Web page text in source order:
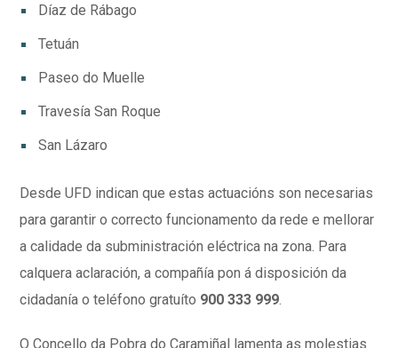
Díaz de Rábago
Tetuán
Paseo do Muelle
Travesía San Roque
San Lázaro
Desde UFD indican que estas actuacións son necesarias
para garantir o correcto funcionamento da rede e mellorar
a calidade da subministración eléctrica na zona. Para
calquera aclaración, a compañía pon á disposición da
cidadanía o teléfono gratuíto 900 333 999
O Concello da Pobra do Caramiñal lamenta as molestias